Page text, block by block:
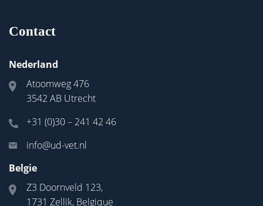
Contact
Nederland
Atoomweg 476
3542 AB Utrecht
+31 (0)30 – 241 42 46
info@ud-vet.nl
Belgie
Z3 Doornveld 123,
1731 Zellik, Belgique